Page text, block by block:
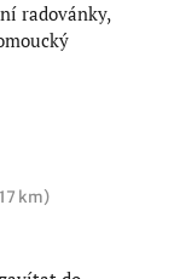
radovánky,
km)